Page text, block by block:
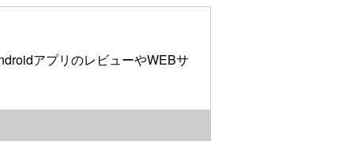
アプリのレビューやWEBサ